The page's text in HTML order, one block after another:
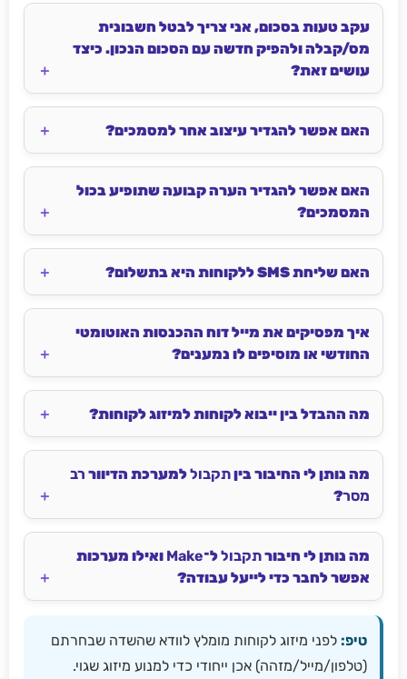
עקב טעות בסכום, אני צריך לבטל חשבונית
מס/קבלה ולהפיק חדשה עם הסכום הנכון. כיצד
עושים זאת?
האם אפשר להגדיר עיצוב אחר למסמכים?
האם אפשר להגדיר הערה קבועה שתופיע בכול
המסמכים?
האם שליחת SMS ללקוחות היא בתשלום?
איך מפסיקים את מייל דוח ההכנסות האוטומטי
החודשי או מוסיפים לו נמענים?
מה ההבדל בין ייבוא לקוחות למיזוג לקוחות?
מה נותן לי החיבור ביןתקבוללמערכת הדיוור רב
מסר?
מה נותן לי חיבורתקבולל־Make ואילו מערכות
אפשר לחבר כדי לייעל עבודה?
טיפ: לפני מיזוג לקוחות מומלץ לוודא שהשדה שבחרתם
(טלפון/מייל/מזהה) אכן ייחודי כדי למנוע מיזוג שגוי.